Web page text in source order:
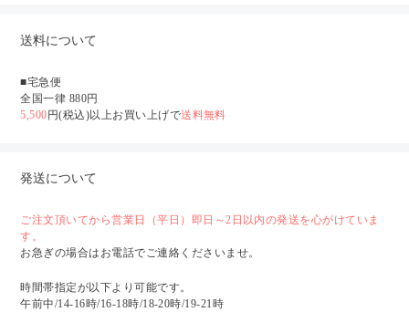
送料について
■宅急便
全国一律 880円
5,500円(税込)以上お買い上げで送料無料
発送について
ご注文頂いてから営業日（平日）即日～2日以内の発送を心がけていま
す。
お急ぎの場合はお電話でご連絡くださいませ。
時間帯指定が以下より可能です。
午前中/14-16時/16-18時/18-20時/19-21時